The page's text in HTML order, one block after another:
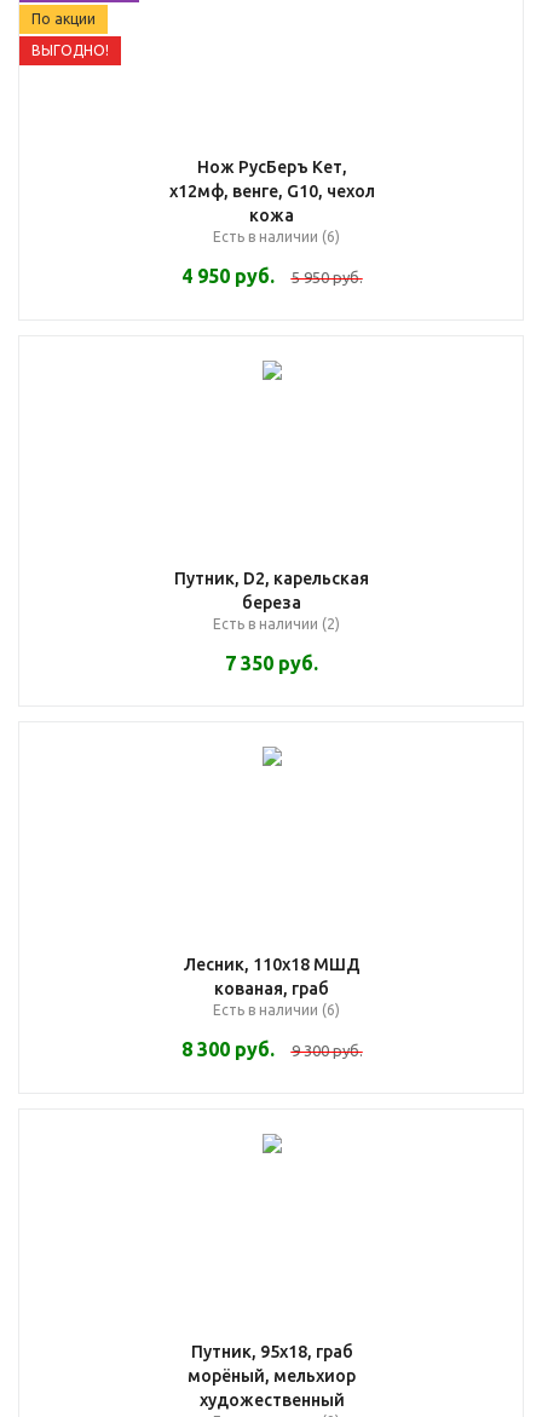
По акции
ВЫГОДНО!
Нож РусБеръ Кет,
х12мф, венге, G10, чехол
кожа
Есть в наличии (6)
4 950руб. 5 950руб.
Путник, D2, карельская
береза
Есть в наличии (2)
7 350 руб.
Лесник, 110х18 МШД
кованая, граб
Есть в наличии (6)
8 300руб. 9 300руб.
Путник, 95х18, граб
морёный, мельхиор
художественный